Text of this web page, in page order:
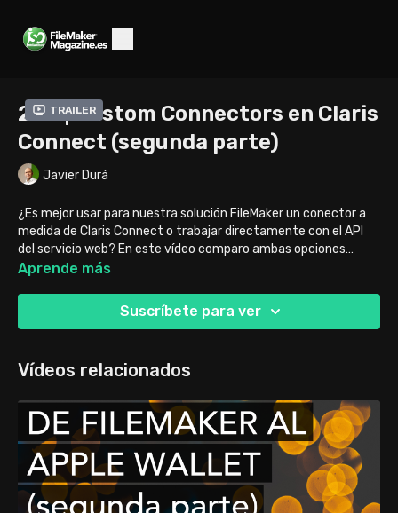
Trailer
249 | Custom Connectors en Claris
Connect (segunda parte)
Javier Durá
¿Es mejor usar para nuestra solución FileMaker un conector a
medida de Claris Connect o trabajar directamente con el API
del servicio web? En este vídeo comparo ambas opciones
utilizando como ejemplo el API de DeepL.
Aprende más
Suscríbete para ver
Vídeos relacionados